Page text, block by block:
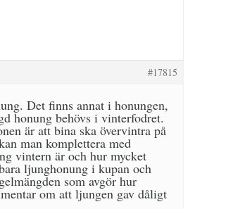
#17815
Det finns annat i honungen,
honung behövs i vinterfodret.
är att bina ska övervintra på
man komplettera med
vintern är och hur mycket
ljunghonung i kupan och
som avgör hur
om att ljungen gav dåligt